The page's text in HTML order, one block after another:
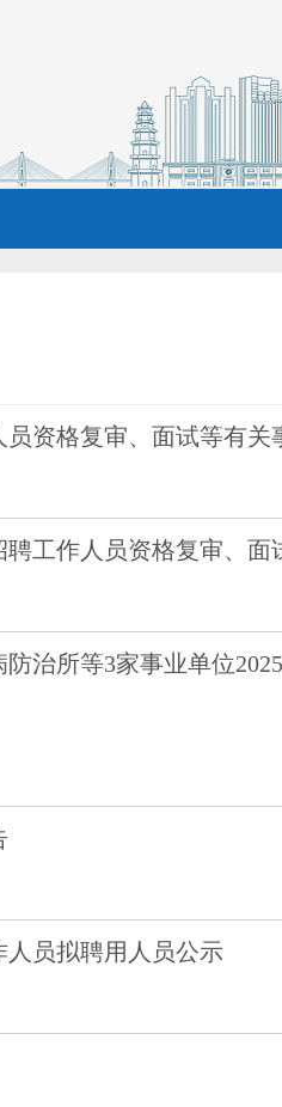
资格复审、面试等有关
工作人员资格复审、面
治所等3家事业单位
人员拟聘用人员公示